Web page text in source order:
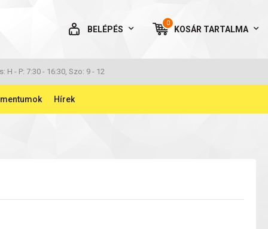
BELÉPÉS
NINCS MÉG FIÓKOM
0
KOSÁR TARTALMA
AZ ÖN KOSARA ÜRES
H - P: 7:30 - 16:30, Szo: 9 - 12
Hírek